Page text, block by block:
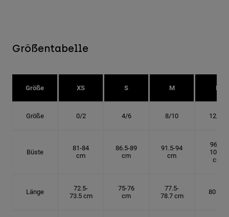
Größentabelle
Größe XS S M L
Größe 0/2 4/6 8/10 12/14
Büste
81-84
cm
86.5-89
cm
91.5-94
cm
96.5-
101.5
cm
Länge
72.5-
73.5 cm
75-76
cm
77.5-
78.7 cm
80 cm